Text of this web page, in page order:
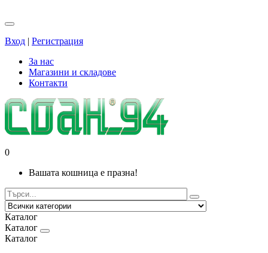
Вход | Регистрация
За нас
Магазини и складове
Контакти
0
Вашата кошница е празна!
Каталог
Каталог
Каталог